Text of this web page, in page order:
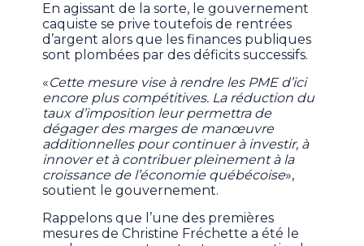
En agissant de la sorte, le gouvernement
caquiste se prive toutefois de rentrées
d’argent alors que les finances publiques
sont plombées par des déficits successifs.
«Cette mesure vise à rendre les PME d’ici
encore plus compétitives. La réduction du
taux d’imposition leur permettra de
dégager des marges de manœuvre
additionnelles pour continuer à investir, à
innover et à contribuer pleinement à la
croissance de l’économie québécoise»,
soutient le gouvernement.
Rappelons que l’une des premières
mesures de Christine Fréchette a été le